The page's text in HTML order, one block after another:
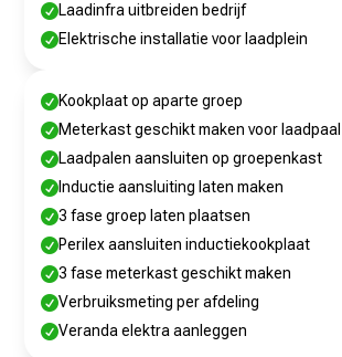
Laadinfra uitbreiden bedrijf
Elektrische installatie voor laadplein
Kookplaat op aparte groep
Meterkast geschikt maken voor laadpaal
Laadpalen aansluiten op groepenkast
Inductie aansluiting laten maken
3 fase groep laten plaatsen
Perilex aansluiten inductiekookplaat
3 fase meterkast geschikt maken
Verbruiksmeting per afdeling
Veranda elektra aanleggen